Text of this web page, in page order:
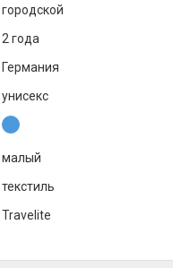
городской
2 года
Германия
унисекс
малый
текстиль
Travelite